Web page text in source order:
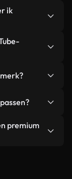
worden de
video.
bij
video die
ik
in
kunnen
beelden
of
premium